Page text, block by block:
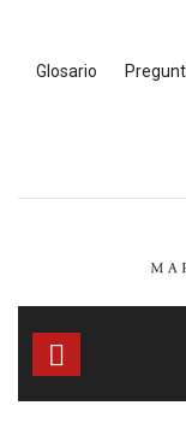
contentGlosario